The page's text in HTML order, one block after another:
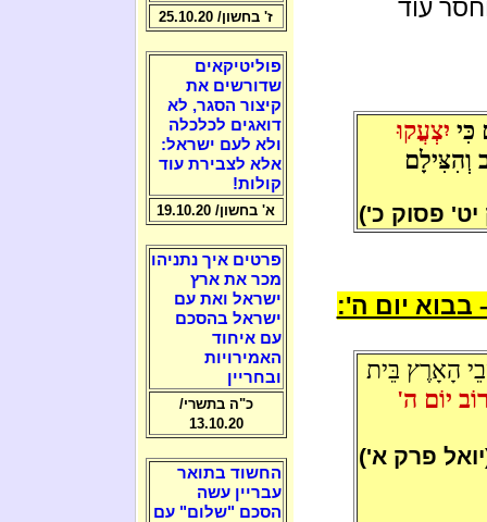
עוד
יִצְעֲקוּ
וְהִצִּילָם
יט' פסוק כ')
בבוא יום ה':
הָאָרֶץ בֵּית
יוֹם ה'
פרק א')
ז' בחשון/ 25.10.20
פוליטיקאים
שדורשים את
קיצור הסגר, לא
דואגים לכלכלה
ולא לעם ישראל:
אלא לצבירת עוד
קולות!
א' בחשון/ 19.10.20
פרטים איך נתניהו
מכר את ארץ
ישראל ואת עם
ישראל בהסכם
עם איחוד
האמירויות
ובחריין
כ"ה בתשרי/
13.10.20
החשוד בתואר
עבריין עשה
הסכם "שלום" עם